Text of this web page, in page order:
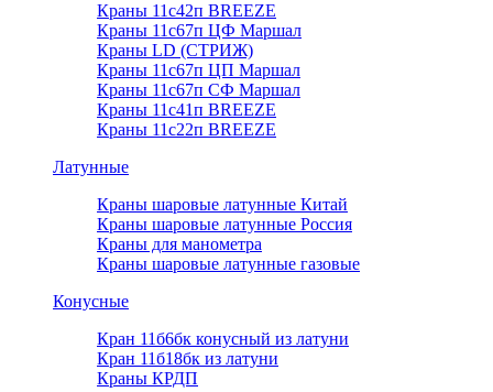
Краны 11с42п BREEZE
Краны 11с67п ЦФ Маршал
Краны LD (СТРИЖ)
Краны 11с67п ЦП Маршал
Краны 11с67п СФ Маршал
Краны 11с41п BREEZE
Краны 11с22п BREEZE
Латунные
Краны шаровые латунные Китай
Краны шаровые латунные Россия
Краны для манометра
Краны шаровые латунные газовые
Конусные
Кран 11б6бк конусный из латуни
Кран 11б18бк из латуни
Краны КРДП